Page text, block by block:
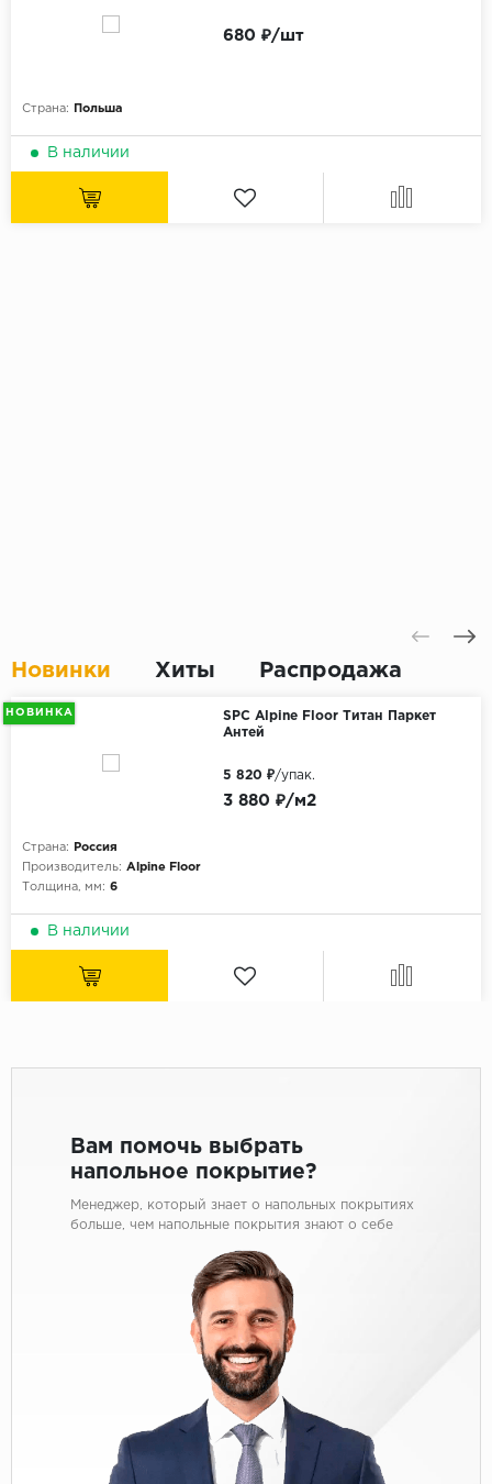
Страна: Польша
680 ₽/шт
В наличии
Новинки Хиты Распродажа
НОВИНКА
SPC Alpine Floor Титан Паркет
Антей
Страна:
Россия
Производитель: Alpine Floor
Толщина, мм: 6
3 880 ₽/м2
5 820 ₽/упак.
В наличии
Вам помочь выбрать
напольное покрытие?
Менеджер, который знает о напольных покрытиях
больше, чем напольные покрытия знают о себе